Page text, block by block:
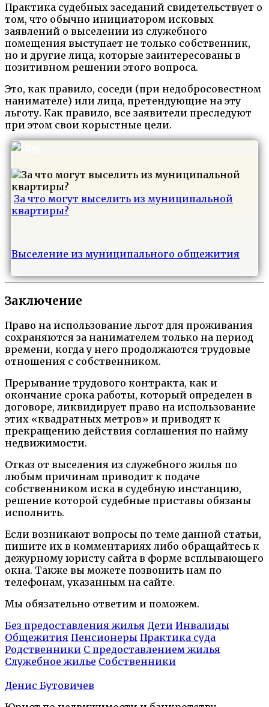
Практика судебных заседаний свидетельствует о
том, что обычно инициатором исковых
заявлений о выселении из служебного
помещения выступает не только собственник,
но и другие лица, которые заинтересованы в
позитивном решении этого вопроса.
Это, как правило, соседи (при недобросовестном
нанимателе) или лица, претендующие на эту
льготу. Как правило, все заявители преследуют
при этом свои корыстные цели.
За что могут выселить из муниципальной
квартиры?
Выселение из муниципального общежития
Заключение
Право на использование льгот для проживания
сохраняются за нанимателем только на период
времени, когда у него продолжаются трудовые
отношения с собственником.
Прерывание трудового контракта, как и
окончание срока работы, который определен в
договоре, ликвидирует право на использование
этих «квадратных метров» и приводят к
прекращению действия соглашения по найму
недвижимости.
Отказ от выселения из служебного жилья по
любым причинам приводит к подаче
собственником иска в судебную инстанцию,
решение которой судебные приставы обязаны
исполнить.
Если возникают вопросы по теме данной статьи,
пишите их в комментариях либо обращайтесь к
дежурному юристу сайта в форме всплывающего
окна. Также вы можете позвонить нам по
телефонам, указанным на сайте.
Мы обязательно ответим и поможем.
Без предоставления жилья Дети Инвалиды
Общежития Пенсионеры Практика суда
Родственники С предоставлением жилья
Служебное жилье Собственники
Денис Бутовичев